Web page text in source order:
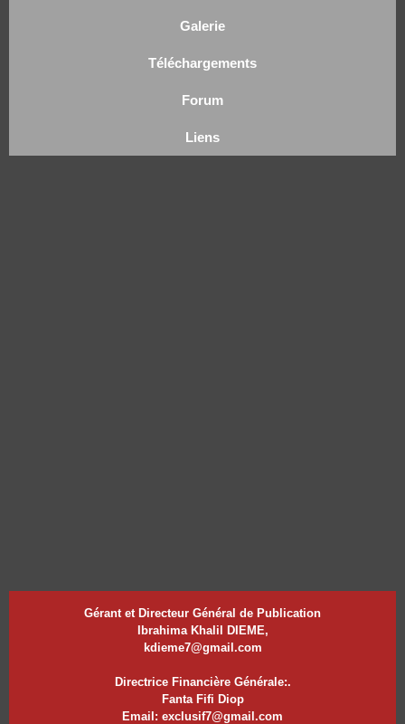
Galerie
Téléchargements
Forum
Liens
Gérant et Directeur Général de Publication
Ibrahima Khalil DIEME,
kdieme7@gmail.com
Directrice Financière Générale:.
Fanta Fifi Diop
Email: exclusif7@gmail.com